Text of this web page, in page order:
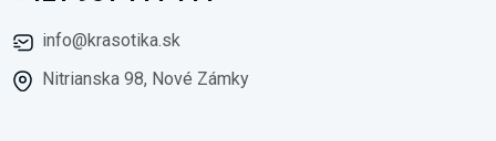
info@krasotika.sk
Nitrianska 98, Nové Zámky